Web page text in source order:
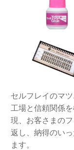
セルフレイのマ
工場と信頼関係
現、お客さまの
返し、納得のい
ます。